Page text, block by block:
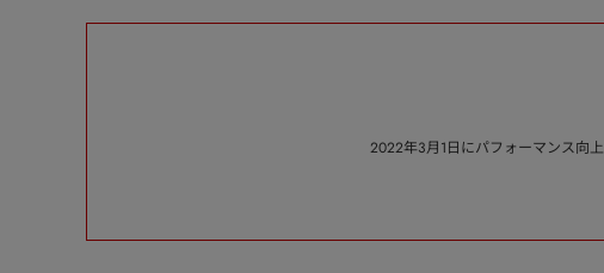
2022年3月1日にパフォーマンス向